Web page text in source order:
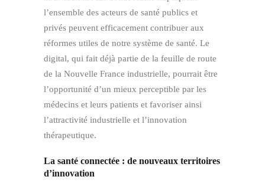
l’ensemble des acteurs de santé publics et
privés peuvent efficacement contribuer aux
réformes utiles de notre système de santé. Le
digital, qui fait déjà partie de la feuille de route
de la Nouvelle France industrielle, pourrait être
l’opportunité d’un mieux perceptible par les
médecins et leurs patients et favoriser ainsi
l’attractivité industrielle et l’innovation
thérapeutique.
La santé connectée : de nouveaux territoires
d’innovation